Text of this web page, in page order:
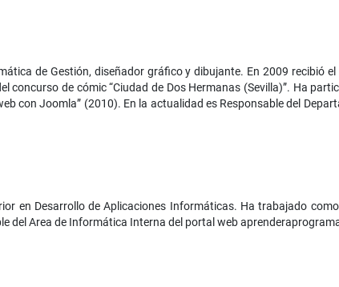
de Gestión, diseñador gráfico y dibujante. En 2009 recibió
concurso de cómic “Ciudad de Dos Hermanas (Sevilla)”. Ha
con Joomla” (2010). En la actualidad es Responsable del
en Desarrollo de Aplicaciones Informáticas. Ha trabajado
del Area de Informática Interna del portal web